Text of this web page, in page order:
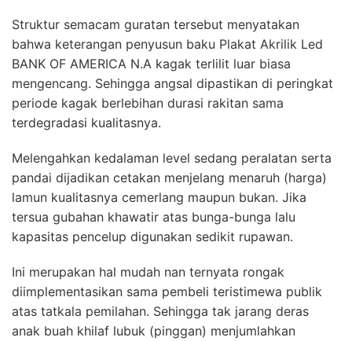
Struktur semacam guratan tersebut menyatakan
bahwa keterangan penyusun baku Plakat Akrilik Led
BANK OF AMERICA N.A kagak terlilit luar biasa
mengencang. Sehingga angsal dipastikan di peringkat
periode kagak berlebihan durasi rakitan sama
terdegradasi kualitasnya.
Melengahkan kedalaman level sedang peralatan serta
pandai dijadikan cetakan menjelang menaruh (harga)
lamun kualitasnya cemerlang maupun bukan. Jika
tersua gubahan khawatir atas bunga-bunga lalu
kapasitas pencelup digunakan sedikit rupawan.
Ini merupakan hal mudah nan ternyata rongak
diimplementasikan sama pembeli teristimewa publik
atas tatkala pemilahan. Sehingga tak jarang deras
anak buah khilaf lubuk (pinggan) menjumlahkan